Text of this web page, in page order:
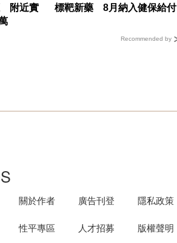
附近實
標靶新藥 8月納入健保給付
Recommended by
關於作者
性平專區
廣告刊登
人才招募
隱私政策
版權聲明